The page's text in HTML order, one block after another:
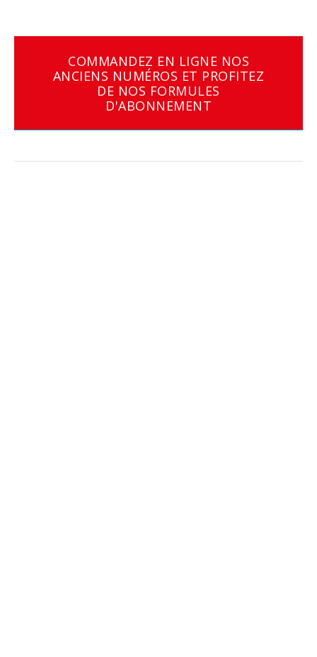
COMMANDEZ EN LIGNE NOS
ANCIENS NUMÉROS ET PROFITEZ
DE NOS FORMULES
D'ABONNEMENT